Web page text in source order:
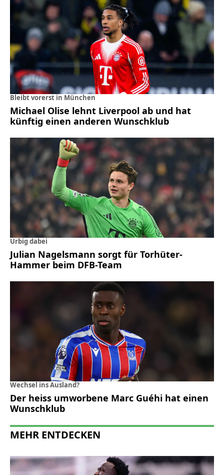
Bleibt vorerst in München
Michael Olise lehnt Liverpool ab und hat
künftig einen anderen Wunschklub
Urbig dabei
Julian Nagelsmann sorgt für Torhüter-
Hammer beim DFB-Team
Wechsel ins Ausland?
Der heiss umworbene Marc Guéhi hat einen
Wunschklub
MEHR ENTDECKEN